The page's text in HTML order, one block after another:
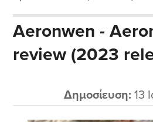
αλλά είναι κοντά μας
συγκεκριμένα και δεν έχω
από εκεί μιας και είναι
βγαίνουν στο προσκήνιο.
Aeronwen -
review (2023
Δημοσίευση: 13